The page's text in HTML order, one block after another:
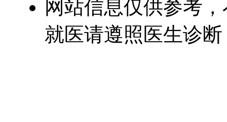
网站信息仅供参考
就医请遵照医生诊断